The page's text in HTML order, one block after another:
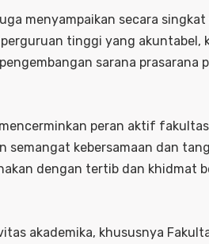
menyampaikan secara
tinggi yang akuntabel,
sarana prasarana
peran aktif
kebersamaan dan
dengan tertib dan khidmat
akademika, khususnya